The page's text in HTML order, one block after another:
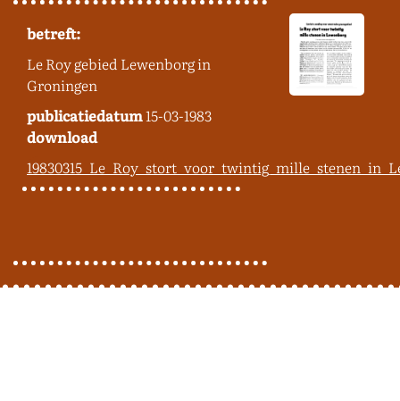
betreft:
Le Roy gebied Lewenborg in
Groningen
publicatiedatum15-03-1983
download